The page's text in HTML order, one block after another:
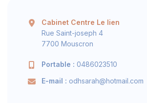
Cabinet Centre Le lien
Rue Saint-joseph 4
7700 Mouscron
Portable : 0486023510
E-mail : odhsarah@hotmail.com